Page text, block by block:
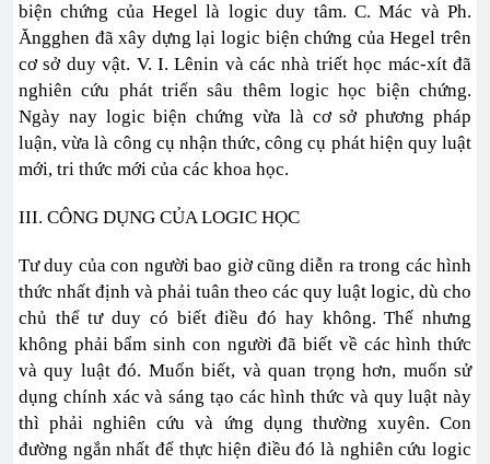
biện chứng của Hegel là logic duy tâm. C. Mác và Ph.
Ăngghen đã xây dựng lại logic biện chứng của Hegel trên
cơ sở duy vật. V. I. Lênin và các nhà triết học mác-xít đã
nghiên cứu phát triển sâu thêm logic học biện chứng.
Ngày nay logic biện chứng vừa là cơ sở phương pháp
luận, vừa là công cụ nhận thức, công cụ phát hiện quy luật
mới, tri thức mới của các khoa học.
III. CÔNG DỤNG CỦA LOGIC HỌC
Tư duy của con người bao giờ cũng diễn ra trong các hình
thức nhất định và phải tuân theo các quy luật logic, dù cho
chủ thể tư duy có biết điều đó hay không. Thế nhưng
không phải bẩm sinh con người đã biết về các hình thức
và quy luật đó. Muốn biết, và quan trọng hơn, muốn sử
dụng chính xác và sáng tạo các hình thức và quy luật này
thì phải nghiên cứu và ứng dụng thường xuyên. Con
đường ngắn nhất để thực hiện điều đó là nghiên cứu logic